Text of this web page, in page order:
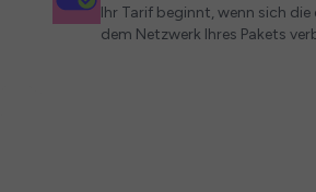
Ihr Tarif beginnt, wenn sich die
dem Netzwerk Ihres Pakets